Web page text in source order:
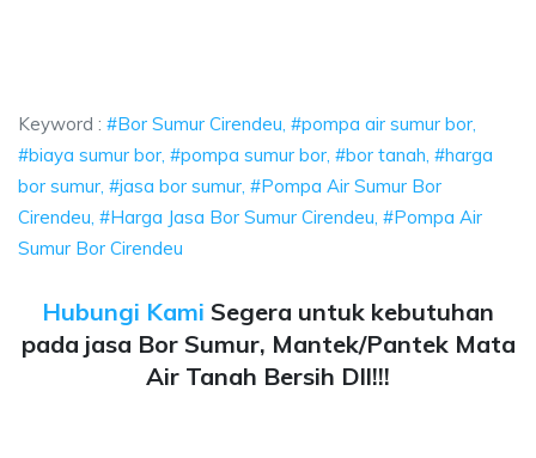
Keyword : #Bor Sumur Cirendeu, #pompa air sumur bor,
#biaya sumur bor, #pompa sumur bor, #bor tanah, #harga
bor sumur, #jasa bor sumur, #Pompa Air Sumur Bor
Cirendeu, #Harga Jasa Bor Sumur Cirendeu, #Pompa Air
Sumur Bor Cirendeu
Hubungi Kami Segera untuk kebutuhan
pada jasa Bor Sumur, Mantek/Pantek Mata
Air Tanah Bersih Dll!!!